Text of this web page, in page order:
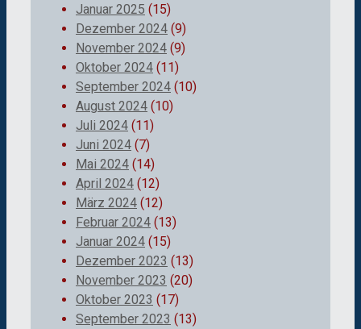
Januar 2025 (15)
Dezember 2024 (9)
November 2024 (9)
Oktober 2024 (11)
September 2024 (10)
August 2024 (10)
Juli 2024 (11)
Juni 2024 (7)
Mai 2024 (14)
April 2024 (12)
März 2024 (12)
Februar 2024 (13)
Januar 2024 (15)
Dezember 2023 (13)
November 2023 (20)
Oktober 2023 (17)
September 2023 (13)